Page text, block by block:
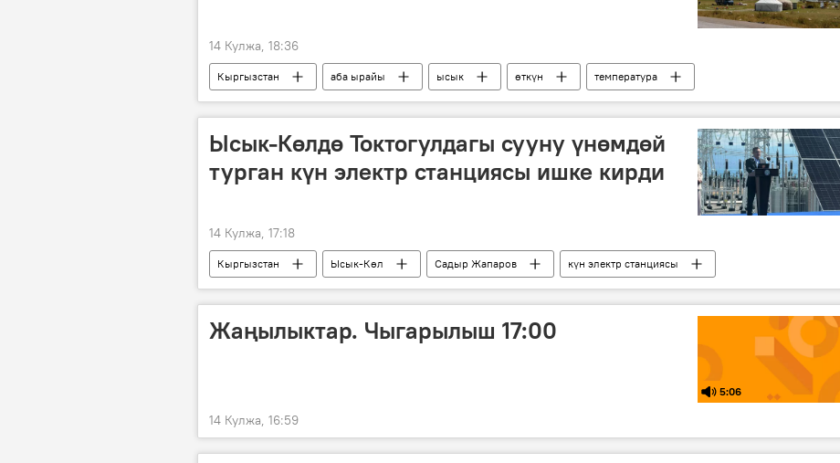
14 Кулжа, 18:36
Кыргызстан аба ырайы ысык өткүн температура
Ысык-Көлдө Токтогулдагы сууну үнөмдөй
турган күн электр станциясы ишке кирди
14 Кулжа, 17:18
Кыргызстан Ысык-Көл Садыр Жапаров
күн электр станциясы
жашыл энергетика
Жаңылыктар. Чыгарылыш 17:00
5:06
14 Кулжа, 16:59